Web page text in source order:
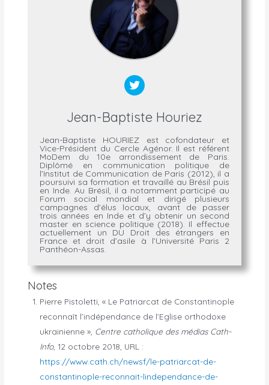
Jean-Baptiste Houriez
Jean-Baptiste HOURIEZ est cofondateur et
Vice-Président du Cercle Agénor. Il est référent
MoDem du 10e arrondissement de Paris.
Diplômé en communication politique de
l’Institut de Communication de Paris (2012), il a
poursuivi sa formation et travaillé au Brésil puis
en Inde. Au Brésil, il a notamment participé au
Forum social mondial et dirigé plusieurs
campagnes d'élus locaux, avant de passer
trois années en Inde et d’y obtenir un second
master en science politique (2018). Il effectue
actuellement un DU Droit des étrangers en
France et droit d’asile à l’Université Paris 2
Panthéon-Assas.
Notes
Pierre Pistoletti, « Le Patriarcat de Constantinople
reconnaît l’indépendance de l’Eglise orthodoxe
ukrainienne », Centre catholique des médias Cath-
Info, 12 octobre 2018, URL :
https://www.cath.ch/newsf/le-patriarcat-de-
constantinople-reconnait-lindependance-de-